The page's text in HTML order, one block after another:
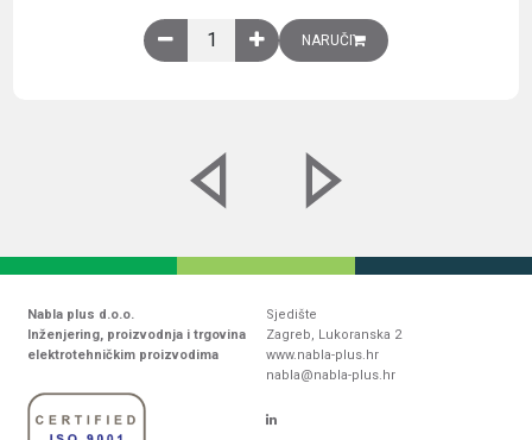
Obična montažna ploča V1000xŠ800mm,
NARUČI
Nabla plus d.o.o.
Inženjering, proizvodnja i trgovina
elektrotehničkim proizvodima
Sjedište
Zagreb, Lukoranska 2
www.nabla-plus.hr
nabla@nabla-plus.hr